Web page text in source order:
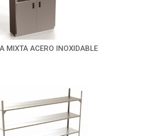
MIXTA ACERO INOXIDABLE